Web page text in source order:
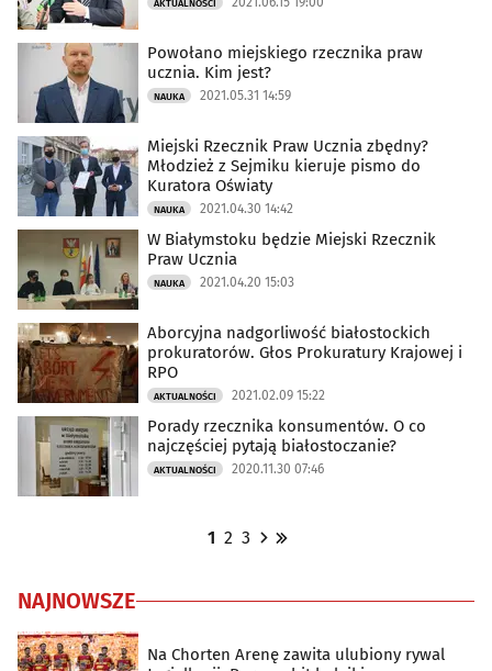
AKTUALNOŚCI
Powołano miejskiego rzecznika praw
ucznia. Kim jest?
NAUKA 2021.05.31 14:59
Miejski Rzecznik Praw Ucznia zbędny?
Młodzież z Sejmiku kieruje pismo do
Kuratora Oświaty
NAUKA 2021.04.30 14:42
W Białymstoku będzie Miejski Rzecznik
Praw Ucznia
NAUKA 2021.04.20 15:03
Aborcyjna nadgorliwość białostockich
prokuratorów. Głos Prokuratury Krajowej i
RPO
AKTUALNOŚCI 2021.02.09 15:22
Porady rzecznika konsumentów. O co
najczęściej pytają białostoczanie?
AKTUALNOŚCI 2020.11.30 07:46
1 2 3
NAJNOWSZE
Na Chorten Arenę zawita ulubiony rywal